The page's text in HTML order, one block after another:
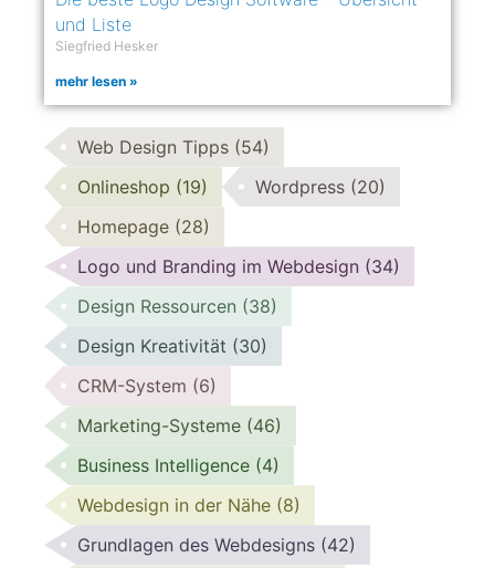
und Liste
Siegfried Hesker
mehr lesen »
Web Design Tipps (54)
Onlineshop (19) Wordpress (20)
Homepage (28)
Logo und Branding im Webdesign (34)
Design Ressourcen (38)
Design Kreativität (30)
CRM-System (6)
Marketing-Systeme (46)
Business Intelligence (4)
Webdesign in der Nähe (8)
Grundlagen des Webdesigns (42)